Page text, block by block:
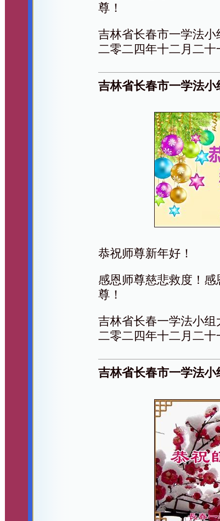
尊！
吉林省长春市一学法
二零二四年十二月二十
吉林省长春市一学法
恭祝师尊新年好！
感恩师尊慈悲救度！
尊！
吉林省长春一学法小组
二零二四年十二月二十
吉林省长春市一学法